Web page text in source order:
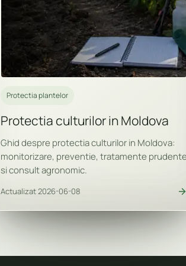
Protectia plantelor
Protectia culturilor in Moldova
Ghid despre protectia culturilor in Moldova:
monitorizare, preventie, tratamente
si consult agronomic.
Actualizat 2026-06-08